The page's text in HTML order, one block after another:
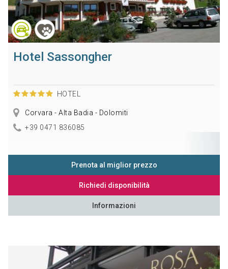
Hotel Sassongher
HOTEL
Corvara - Alta Badia - Dolomiti
+39 0471 836085
Prenota al miglior prezzo
Richiedi disponibilità
Informazioni